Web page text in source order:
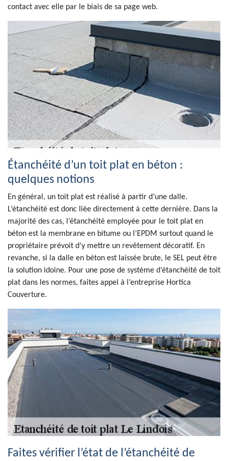
contact avec elle par le biais de sa page web.
Étanchéité d’un toit plat en béton :
quelques notions
En général, un toit plat est réalisé à partir d’une dalle.
L’étanchéité est donc liée directement à cette dernière. Dans la
majorité des cas, l’étanchéité employée pour le toit plat en
béton est la membrane en bitume ou l’EPDM surtout quand le
propriétaire prévoit d’y mettre un revêtement décoratif. En
revanche, si la dalle en béton est laissée brute, le SEL peut être
la solution idoine. Pour une pose de système d’étanchéité de toit
plat dans les normes, faites appel à l’entreprise Hortica
Couverture.
Faites vérifier l’état de l’étanchéité de